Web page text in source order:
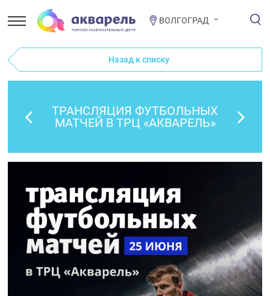
ВОЛГОГРАД
Назад к списку
ТРАНСЛЯЦИЯ ФУТБОЛЬНЫХ
МАТЧЕЙ В ТРЦ «АКВАРЕЛЬ»